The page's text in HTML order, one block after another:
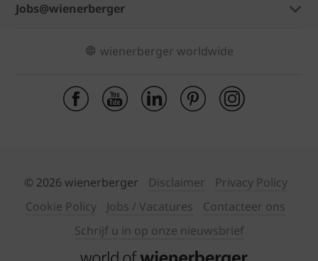
Jobs@wienerberger
wienerberger worldwide
© 2026 wienerberger Disclaimer
Privacy Policy
Cookie Policy
Jobs / Vacatures
Contacteer ons
Schrijf u in op onze nieuwsbrief